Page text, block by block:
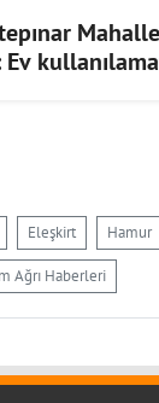
Eleşkirt Hamur
Ağrı Haberleri